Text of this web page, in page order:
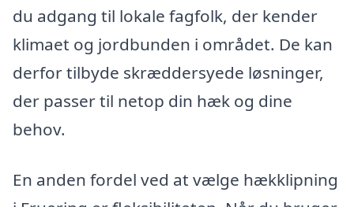
du adgang til lokale fagfolk, der kender
klimaet og jordbunden i området. De kan
derfor tilbyde skræddersyede løsninger,
der passer til netop din hæk og dine
behov.
En anden fordel ved at vælge hækklipning